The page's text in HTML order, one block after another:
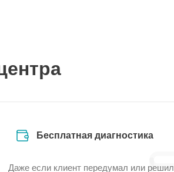
Бесплатная диагностика
Даже если клиент передумал или решил